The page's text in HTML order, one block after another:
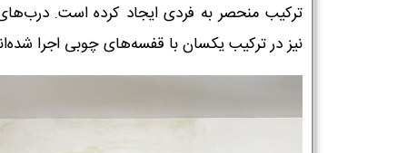
ترکیب منحصر به فردی ایجاد کرده است.
نیز در ترکیب یکسان با قفسه‌های چوبی اجرا